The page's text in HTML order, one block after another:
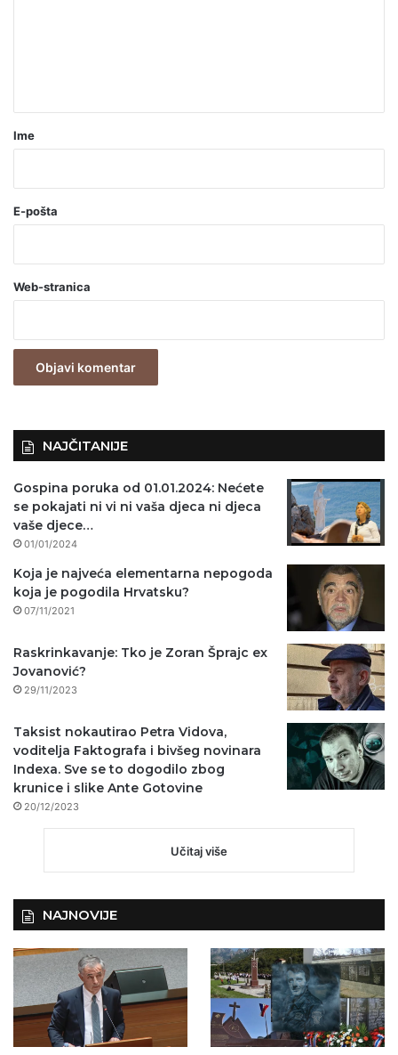
r
o
a
v
z
Ime
E-pošta
Web-stranica
NAJČITANIJE
Gospina poruka od 01.01.2024: Nećete
se pokajati ni vi ni vaša djeca ni djeca
vaše djece…
01/01/2024
Koja je najveća elementarna nepogoda
koja je pogodila Hrvatsku?
07/11/2021
Raskrinkavanje: Tko je Zoran Šprajc ex
Jovanović?
29/11/2023
Taksist nokautirao Petra Vidova,
voditelja Faktografa i bivšeg novinara
Indexa. Sve se to dogodilo zbog
krunice i slike Ante Gotovine
20/12/2023
Učitaj više
NAJNOVIJE